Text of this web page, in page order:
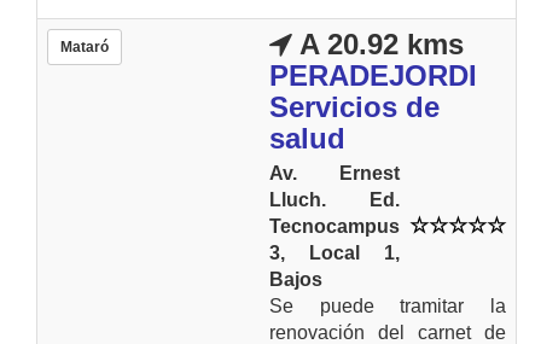
Mataró
A 20.92 kms
PERADEJORDI
Servicios de
salud
Av. Ernest
Lluch. Ed.
Tecnocampus
3, Local 1,
Bajos
Se puede tramitar la
renovación del carnet de